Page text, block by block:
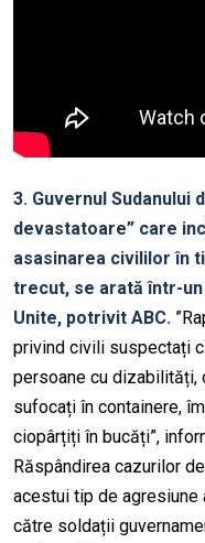
3. Guvernul Sudanului
devastatoare” care
asasinarea civililor în
trecut, se arată într-
Unite, potrivit ABC.
privind civili suspectați
persoane cu dizabilități,
sufocați în containere,
ciopârțiți în bucăți”,
Răspândirea cazurilor
acestui tip de
către soldații